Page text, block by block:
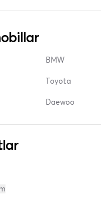
BMW
Toyota
Daewoo